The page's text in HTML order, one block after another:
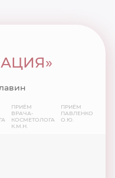
ПРИЁМ
ВРАЧА-
КОСМЕТОЛОГА
К.М.Н.
ПРИЁМ
ПАВЛЕНКО
О.Ю.